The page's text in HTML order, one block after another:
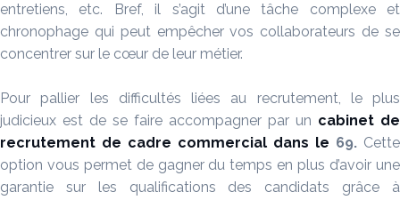
entretiens, etc. Bref, il s’agit d’une tâche complexe et
chronophage qui peut empêcher vos collaborateurs de se
concentrer sur le cœur de leur métier.
Pour pallier les difficultés liées au recrutement, le plus
judicieux est de se faire accompagner par un cabinet de
recrutement de cadre commercial dans le 69. Cette
option vous permet de gagner du temps en plus d’avoir une
garantie sur les qualifications des candidats grâce à